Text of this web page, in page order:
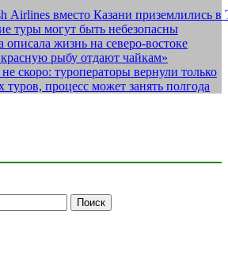
Airlines вместо Казани приземлились в
туры могут быть небезопасны
описала жизнь на северо-востоке
рыбу отдают чайкам»
скоро: туроператоры вернули только
процесс может занять полгода